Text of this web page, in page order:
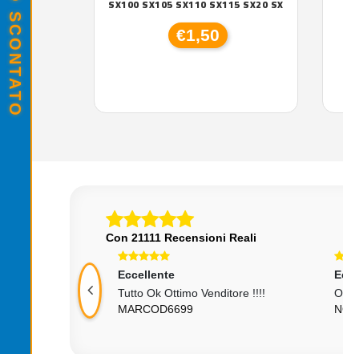
SX100 SX105 SX110 SX115 SX20 SX
€1,50
Con 21111 Recensioni Reali
Eccellente
Ottimo Venditore ! Consigliato !!!
NONNONARCISO